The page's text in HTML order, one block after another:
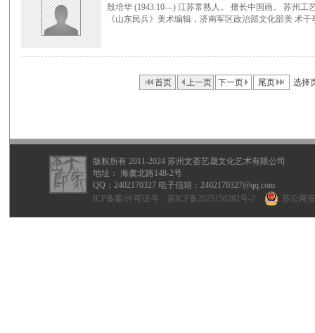
殷培华 (1943.10—) 江苏常熟人。 擅长中国画。 苏州工
《山东民兵》美术编辑，济南军区政治部文化部美 术
首页 上一页 下一页 尾页 选择
版权所有 2011-2024 苏州文荟艺晟文化艺术有限公司
地址： 海虞北路148-2号
QQ： 2402170327 电子信箱：2402170327@qq.com
ICP备案/许可证号： 苏ICP备2025156282号-2 苏公网